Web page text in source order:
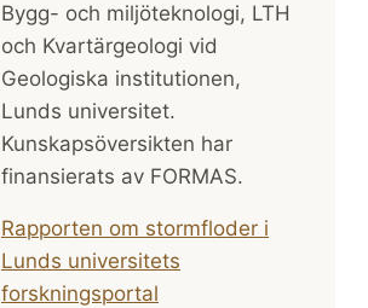
Bygg- och miljöteknologi, LTH
och Kvartärgeologi vid
Geologiska institutionen,
Lunds universitet.
Kunskapsöversikten har
finansierats av FORMAS.
Rapporten om stormfloder i
Lunds universitets
forskningsportal